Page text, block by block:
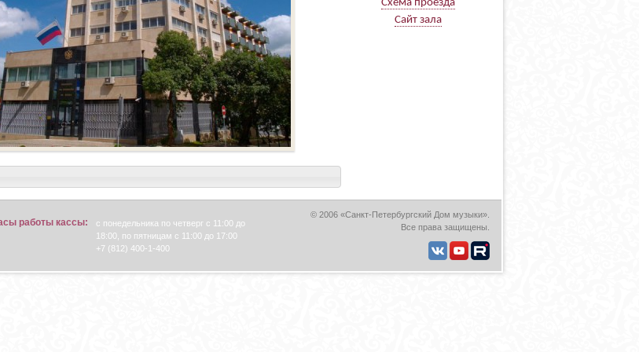
Схема проезда
Сайт зала
работы кассы:
с понедельника по четверг с 11:00 до
18:00, по пятницам с 11:00 до 17:00
+7 (812) 400-1-400
© 2006 «Санкт-Петербургский Дом музыки».
Все права защищены.